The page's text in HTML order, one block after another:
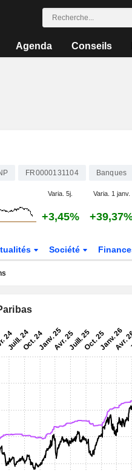
Agenda Conseils
FR0000131104 Banques
Varia. 5j. Varia. 1 janv.
+3,45%
Société